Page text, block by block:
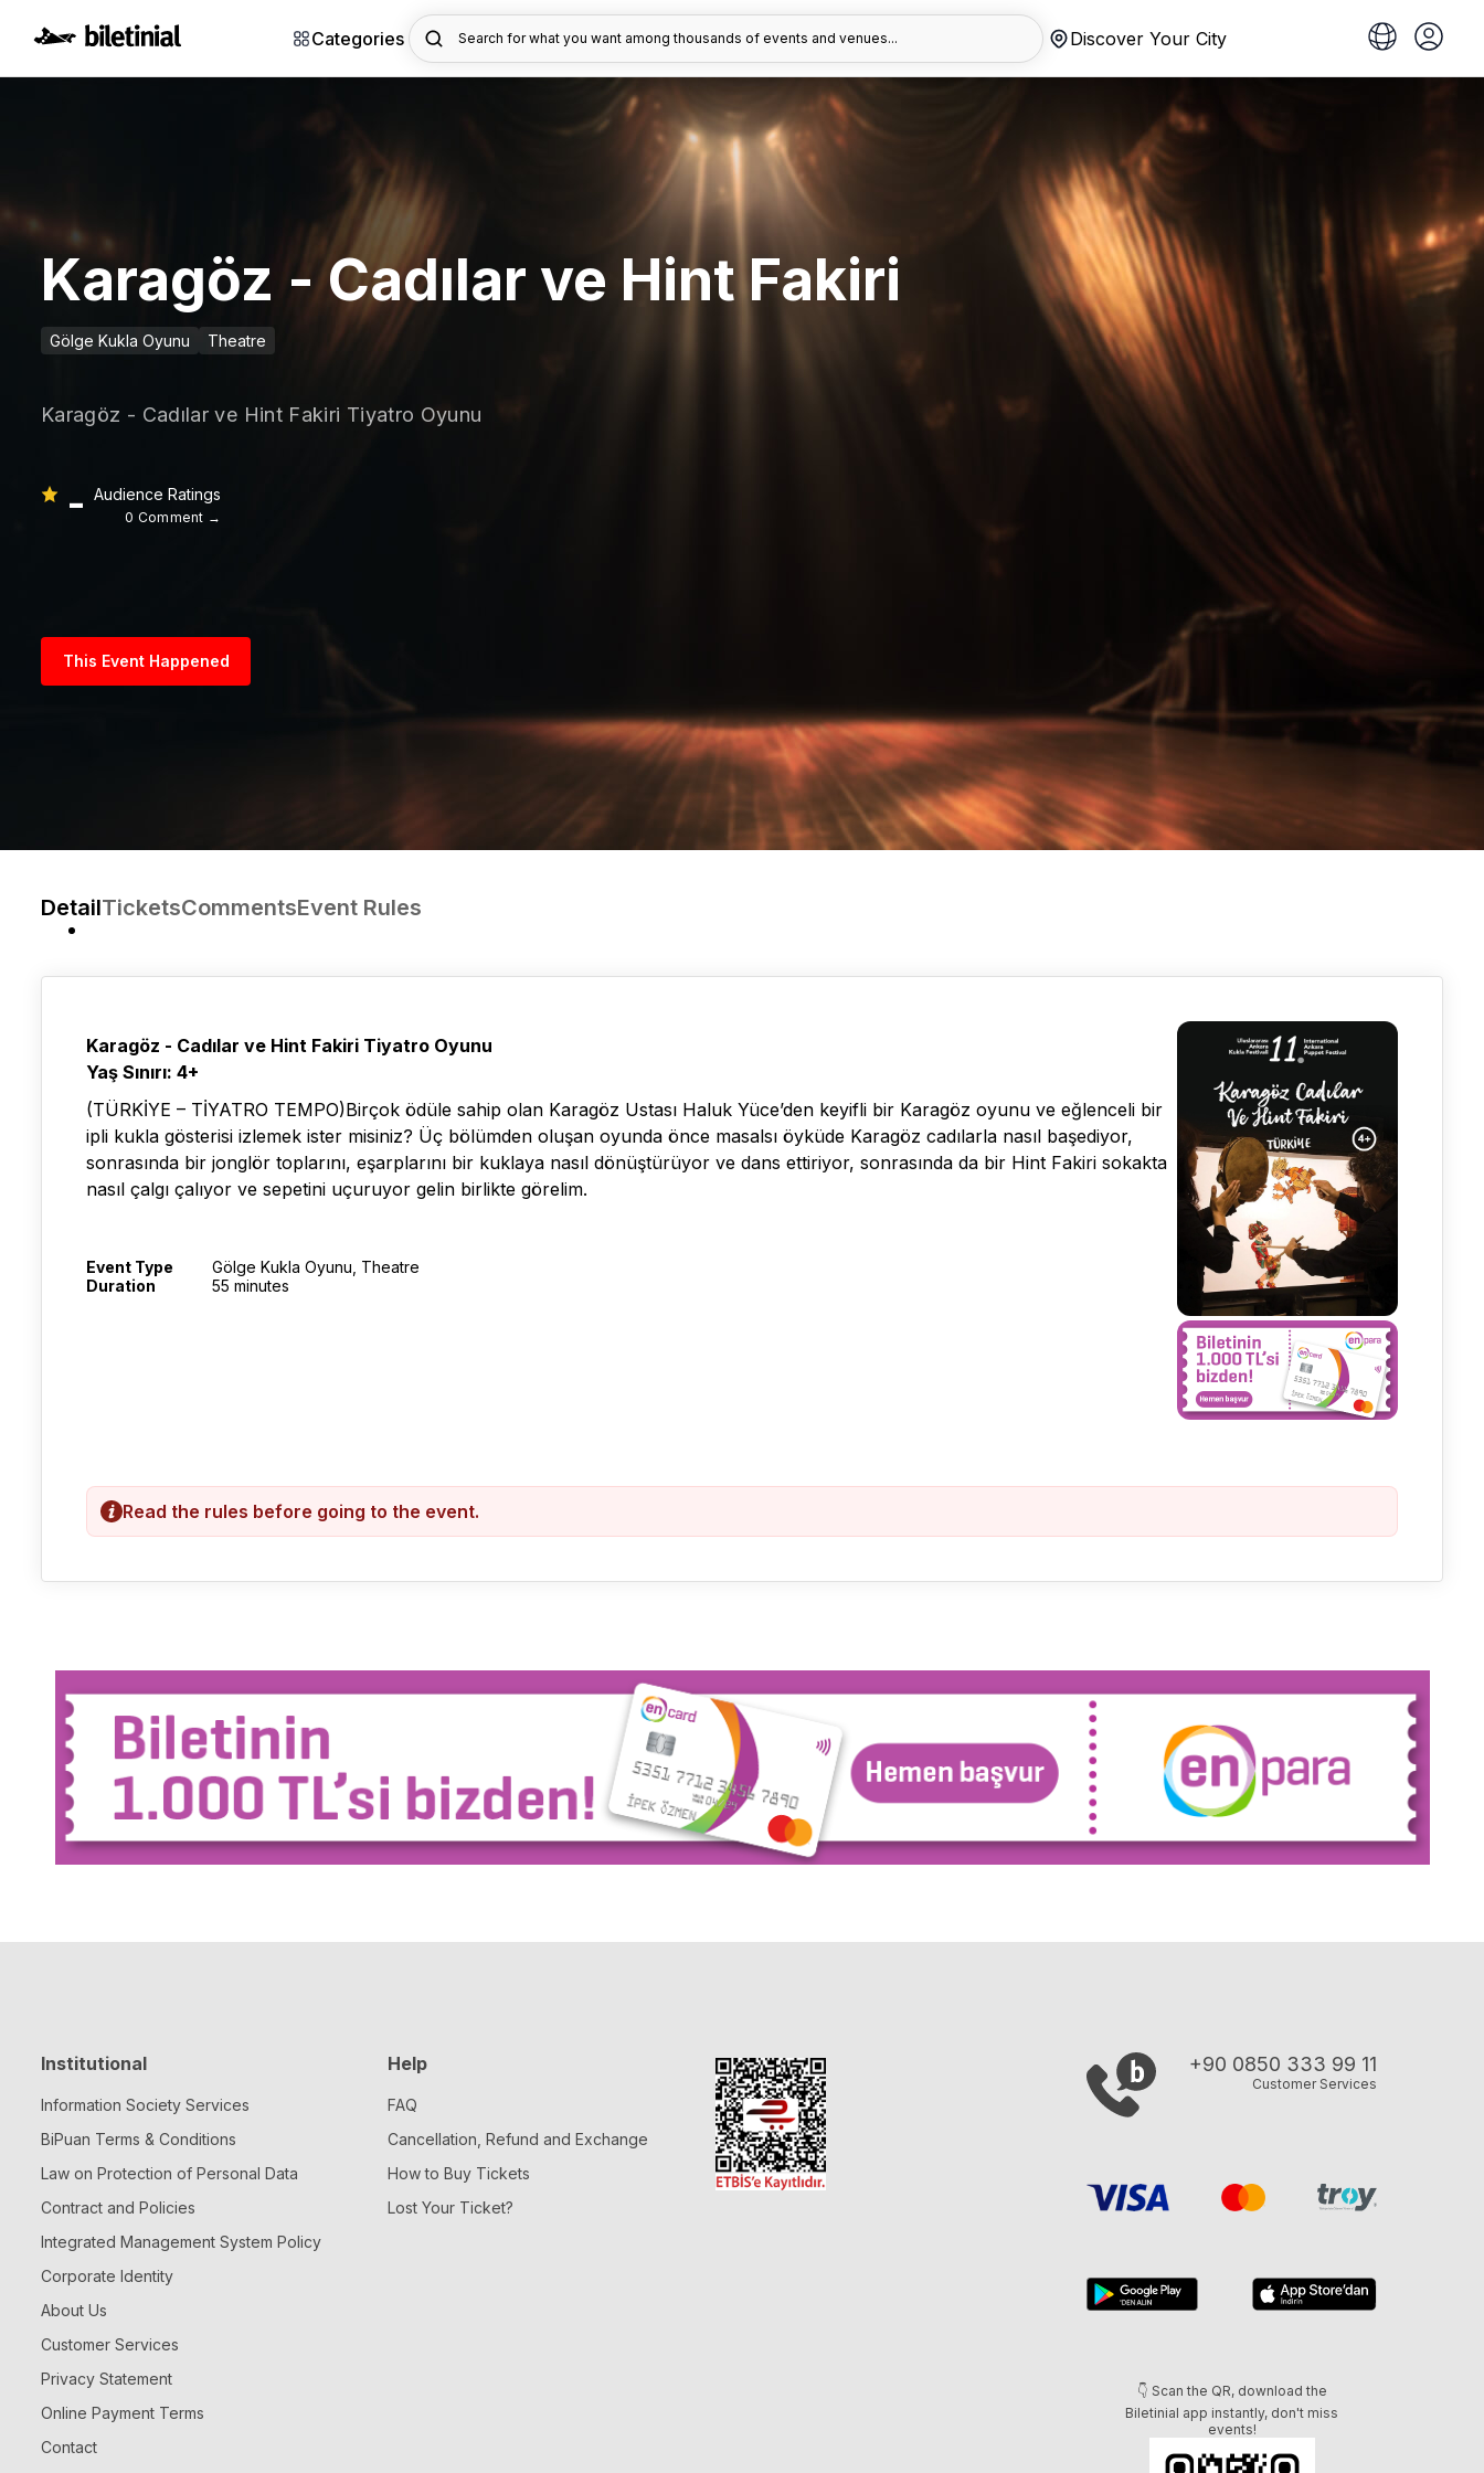
Categories Search for what you want among thousands of events and venues... Discover Your City
Karagöz - Cadılar ve Hint Fakiri
Gölge Kukla Oyunu Theatre
Karagöz - Cadılar ve Hint Fakiri Tiyatro Oyunu
- Audience Ratings
0 Comment →
This Event Happened
DetailTicketsCommentsEvent Rules
Karagöz - Cadılar ve Hint Fakiri Tiyatro Oyunu
Yaş Sınırı: 4+
(TÜRKİYE – TİYATRO TEMPO)Birçok ödüle sahip olan Karagöz Ustası Haluk Yüce’den keyifli bir Karagöz oyunu ve eğlenceli bir
ipli kukla gösterisi izlemek ister misiniz? Üç bölümden oluşan oyunda önce masalsı öyküde Karagöz cadılarla nasıl başediyor,
sonrasında bir jonglör toplarını, eşarplarını bir kuklaya nasıl dönüştürüyor ve dans ettiriyor, sonrasında da bir Hint Fakiri sokakta
nasıl çalgı çalıyor ve sepetini uçuruyor gelin birlikte görelim.
Event Type
Gölge Kukla Oyunu, Theatre
Duration
55 minutes
Read the rules before going to the event.
Institutional
Information Society Services
BiPuan Terms & Conditions
Law on Protection of Personal Data
Contract and Policies
Integrated Management System Policy
Corporate Identity
About Us
Customer Services
Privacy Statement
Online Payment Terms
Contact
Help
FAQ
Cancellation, Refund and Exchange
How to Buy Tickets
Lost Your Ticket?
+90 0850 333 99 11
Customer Services
👇 Scan the QR, download the
Biletinial app instantly, don't miss
events!